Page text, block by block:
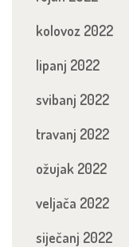
kolovoz 2022
lipanj 2022
svibanj 2022
travanj 2022
ožujak 2022
veljača 2022
siječanj 2022